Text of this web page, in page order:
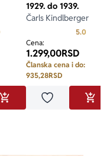
Prosecna ocena je 5.0 od 5
DODAJ U KORPU
1929. do 1939.
Čarls Kindlberger
5.0
Cena:
1.299,00RSD
Članska cena i do:
935,28RSD
Dodaj u